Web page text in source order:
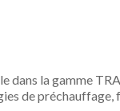
dans la gamme
de préchauffage,